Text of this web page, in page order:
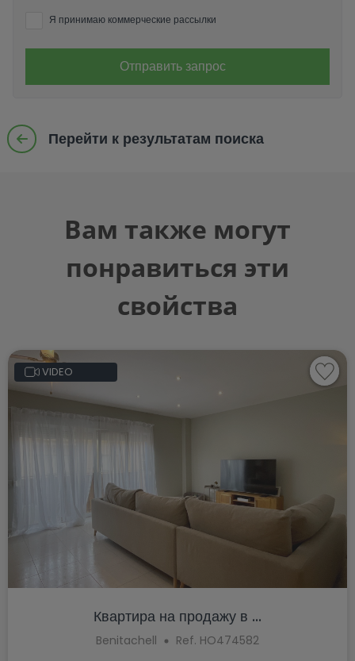
Я принимаю коммерческие рассылки
Отправить запрос
Перейти к результатам поиска
Вам также могут
понравиться эти
свойства
VIDEO
Квартира на продажу в ...
Benitachell Ref. HO474582